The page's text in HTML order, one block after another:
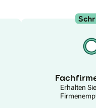
Sie auf unsere
Mit uns
Energiesystem, das Sie
Erhalten